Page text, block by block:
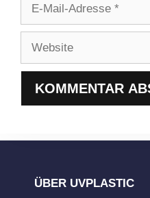
Adresse
ÜBER UVPLASTIC